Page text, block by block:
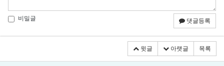
비밀글 댓글등록
윗글 아랫글 목록